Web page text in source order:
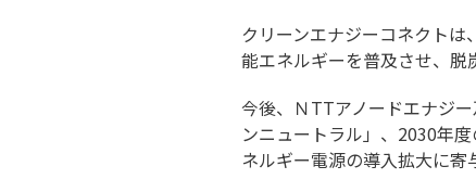
クリーンエナジーコネクト
能エネルギーを普及させ、脱
今後、ＮTTアノードエナジ
ンニュートラル」、2030年
ネルギー電源の導入拡大に寄